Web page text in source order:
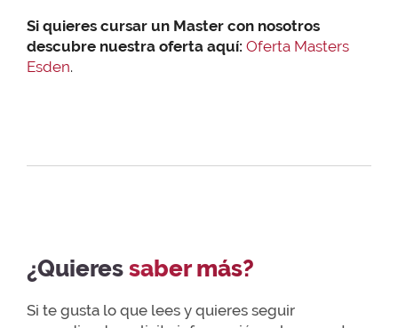
Si quieres cursar un Master con nosotros
descubre nuestra oferta aquí: Oferta Masters
Esden.
¿Quieressaber más?
Si te gusta lo que lees y quieres seguir